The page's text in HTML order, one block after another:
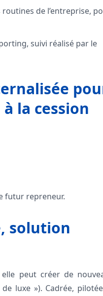
de l’entreprise,
suivi réalisé par le
la cession
futur repreneur.
solution
peut créer de
luxe »). Cadrée,